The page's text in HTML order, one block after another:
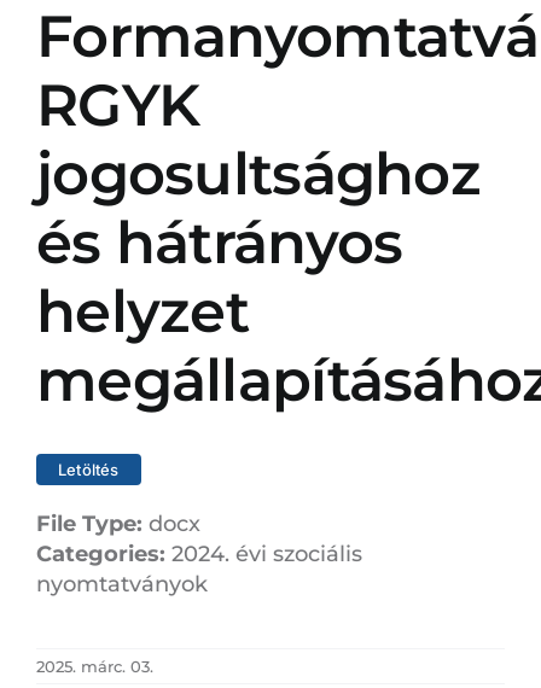
RGYK
jogosultsághoz
és hátrányos
helyzet
Letöltés
File Type: docx
Categories: 2024. évi szociális
nyomtatványok
2025. márc. 03.